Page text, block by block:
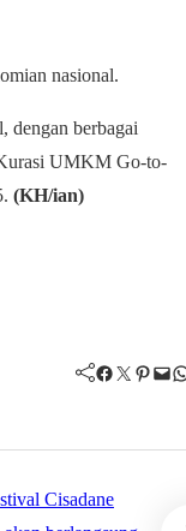
nasional.
dengan berbagai
UMKM Go-to-
(KH/ian)
Facebook Twitter Pinterest Mail WhatsApp